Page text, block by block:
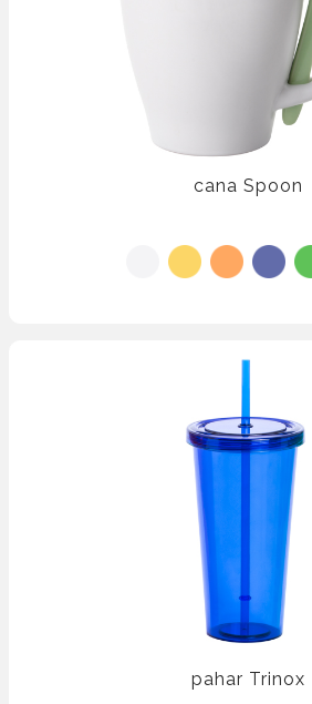
cana Spoon
pahar Trinox